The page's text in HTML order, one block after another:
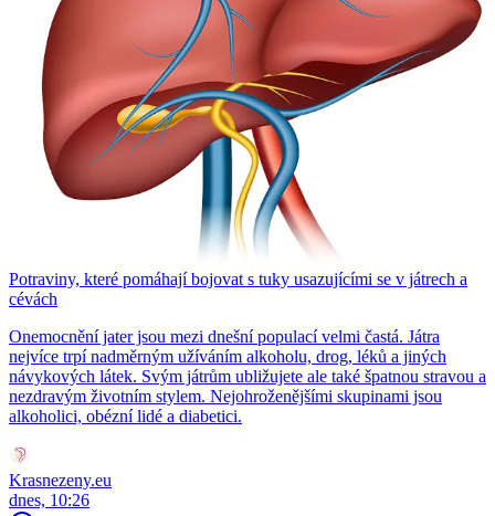
Potraviny, které pomáhají bojovat s tuky usazujícími se v játrech a
cévách
Onemocnění jater jsou mezi dnešní populací velmi častá. Játra
nejvíce trpí nadměrným užíváním alkoholu, drog, léků a jiných
návykových látek. Svým játrům ubližujete ale také špatnou stravou a
nezdravým životním stylem. Nejohroženějšími skupinami jsou
alkoholici, obézní lidé a diabetici.
Krasnezeny.eu
dnes, 10:26